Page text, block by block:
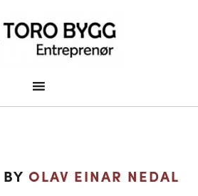
BY OLAV EINAR NEDAL